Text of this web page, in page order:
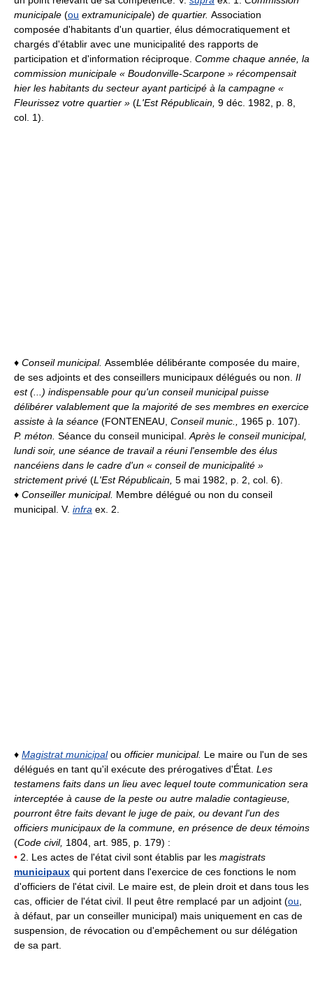
municipale (ou extramunicipale) de quartier. Association
composée d'habitants d'un quartier, élus démocratiquement et
chargés d'établir avec une municipalité des rapports de
participation et d'information réciproque. Comme chaque année, la
commission municipale « Boudonville-Scarpone » récompensait
hier les habitants du secteur ayant participé à la campagne «
Fleurissez votre quartier » (L'Est Républicain, 9 déc. 1982, p. 8,
col. 1).
♦ Conseil municipal. Assemblée délibérante composée du maire,
de ses adjoints et des conseillers municipaux délégués ou non. Il
est (...) indispensable pour qu'un conseil municipal puisse
délibérer valablement que la majorité de ses membres en exercice
assiste à la séance (FONTENEAU, Conseil munic., 1965 p. 107).
P. méton. Séance du conseil municipal. Après le conseil municipal,
lundi soir, une séance de travail a réuni l'ensemble des élus
nancéiens dans le cadre d'un « conseil de municipalité »
strictement privé (L'Est Républicain, 5 mai 1982, p. 2, col. 6).
♦ Conseiller municipal. Membre délégué ou non du conseil
municipal. V. infra ex. 2.
♦ Magistrat municipalou officier municipal. Le maire ou l'un de ses
délégués en tant qu'il exécute des prérogatives d'État. Les
testamens faits dans un lieu avec lequel toute communication sera
interceptée à cause de la peste ou autre maladie contagieuse,
pourront être faits devant le juge de paix, ou devant l'un des
officiers municipaux de la commune, en présence de deux témoins
(Code civil, 1804, art. 985, p. 179) :
• 2. Les actes de l'état civil sont établis par les magistrats
municipaux qui portent dans l'exercice de ces fonctions le nom
d'officiers de l'état civil. Le maire est, de plein droit et dans tous les
cas, officier de l'état civil. Il peut être remplacé par un adjoint (ou
à défaut, par un conseiller municipal) mais uniquement en cas de
suspension, de révocation ou d'empêchement ou sur délégation
de sa part.